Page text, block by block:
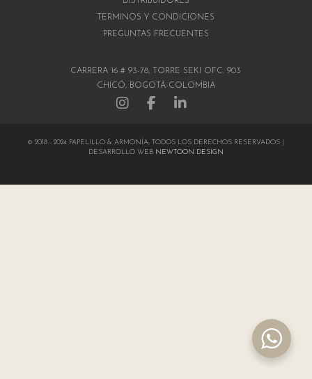
TÉRMINOS Y CONDICIONES
PREGUNTAS FRECUENTES
CARRERA 16 # 93-78, TORRE SEKI OFC. 903
CHICÓ, BOGOTÁ-COLOMBIA
© 2018 - 2024 PAPELILLO & ARMONÍA, TODOS LOS DERECHOS RESERVADOS |
DESARROLLO WEB NEWTOON DESIGN